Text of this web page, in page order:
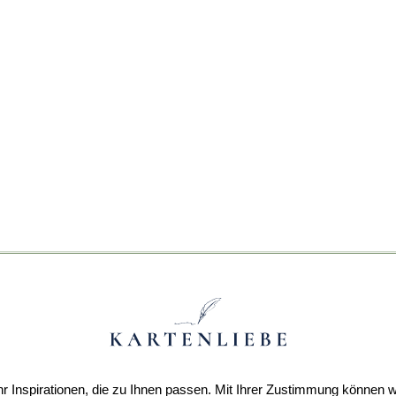
Inspirationen, die zu Ihnen passen. Mit Ihrer Zustimmung können